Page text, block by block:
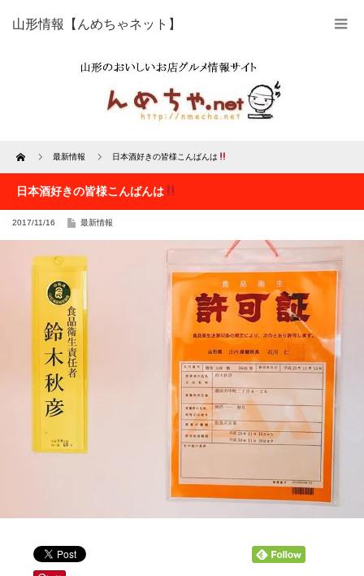
山形情報【んめちゃネット】
Home 最新情報 日本酒好きの皆様こんばんは
日本酒好きの皆様こんばんは
2017/11/16 最新情報